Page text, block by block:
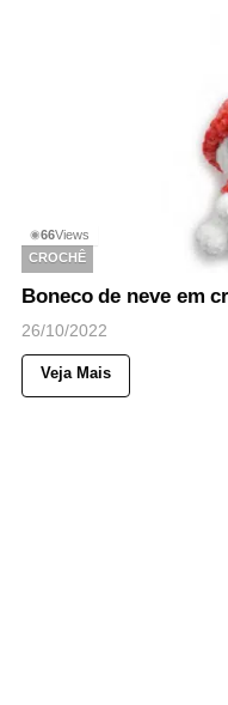
◉66Views
CROCHÊ
Boneco de neve em
26/10/2022
Veja Mais